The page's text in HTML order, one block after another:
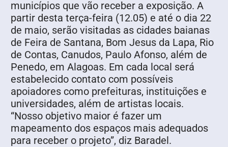
municípios que vão receber a exposição. A
partir desta terça-feira (12.05) e até o dia 22
de maio, serão visitadas as cidades baianas
de Feira de Santana, Bom Jesus da Lapa, Rio
de Contas, Canudos, Paulo Afonso, além de
Penedo, em Alagoas. Em cada local será
estabelecido contato com possíveis
apoiadores como prefeituras, instituições e
universidades, além de artistas locais.
“Nosso objetivo maior é fazer um
mapeamento dos espaços mais adequados
para receber o projeto”, diz Baradel.